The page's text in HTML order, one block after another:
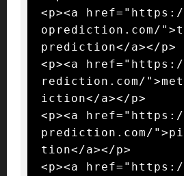
<p><a
oprediction.com/
prediction</a></p>
<p><a href="https://
rediction.com/
iction</a></p>
<p><a
prediction.com/
tion</a></p>
<p><a